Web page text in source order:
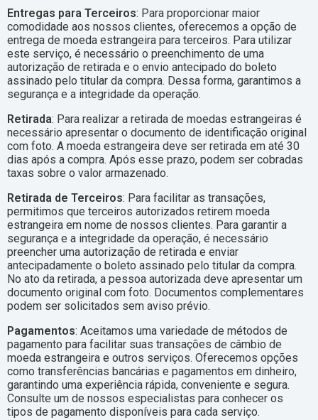
Entregas para Terceiros: Para proporcionar maior
comodidade aos nossos clientes, oferecemos a opção de
entrega de moeda estrangeira para terceiros. Para utilizar
este serviço, é necessário o preenchimento de uma
autorização de retirada e o envio antecipado do boleto
assinado pelo titular da compra. Dessa forma, garantimos a
segurança e a integridade da operação.
Retirada: Para realizar a retirada de moedas estrangeiras é
necessário apresentar o documento de identificação original
com foto. A moeda estrangeira deve ser retirada em até 30
dias após a compra. Após esse prazo, podem ser cobradas
taxas sobre o valor armazenado.
Retirada de Terceiros: Para facilitar as transações,
permitimos que terceiros autorizados retirem moeda
estrangeira em nome de nossos clientes. Para garantir a
segurança e a integridade da operação, é necessário
preencher uma autorização de retirada e enviar
antecipadamente o boleto assinado pelo titular da compra.
No ato da retirada, a pessoa autorizada deve apresentar um
documento original com foto. Documentos complementares
podem ser solicitados sem aviso prévio.
Pagamentos: Aceitamos uma variedade de métodos de
pagamento para facilitar suas transações de câmbio de
moeda estrangeira e outros serviços. Oferecemos opções
como transferências bancárias e pagamentos em dinheiro,
garantindo uma experiência rápida, conveniente e segura.
Consulte um de nossos especialistas para conhecer os
tipos de pagamento disponíveis para cada serviço.